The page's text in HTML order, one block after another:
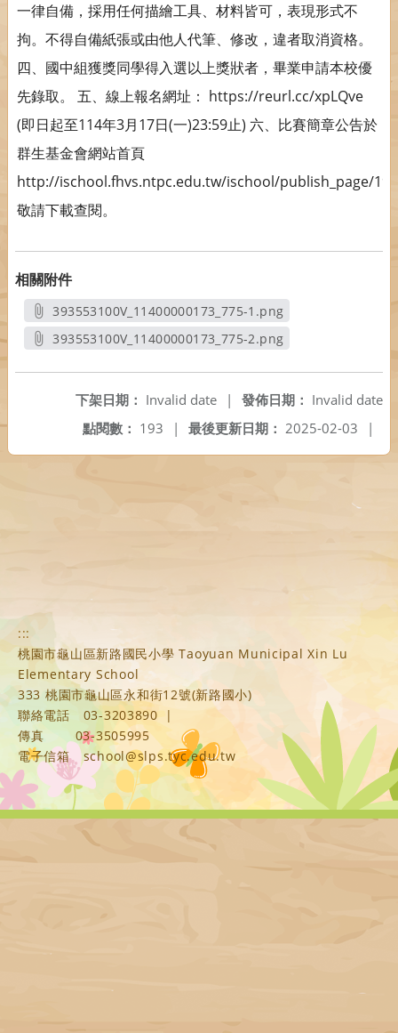
一律自備，採用任何描繪工具、材料皆可，表現形式不
拘。不得自備紙張或由他人代筆、修改，違者取消資格。
四、國中組獲獎同學得入選以上獎狀者，畢業申請本校優
先錄取。 五、線上報名網址： https://reurl.cc/xpLQve
(即日起至114年3月17日(一)23:59止) 六、比賽簡章公告於
群生基金會網站首頁
http://ischool.fhvs.ntpc.edu.tw/ischool/publish_page/
敬請下載查閱。
相關附件
393553100V_11400000173_775-1.png
另開新視窗
393553100V_11400000173_775-2.png
發佈日期： Invalid date
下架日期： Invalid date
|
最後更新日期： 2025-02-03 |
點閱數： 193 |
:::
桃園市龜山區新路國民小學 Taoyuan Municipal Xin Lu
Elementary School
333 桃園市龜山區永和街12號(新路國小)
聯絡電話
03-3203890
|
傳真
03-3505995
電子信箱
school@slps.tyc.edu.tw